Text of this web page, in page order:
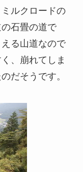
ルクロードの
石畳の道で
る山道なので
、崩れてしま
だそうです。